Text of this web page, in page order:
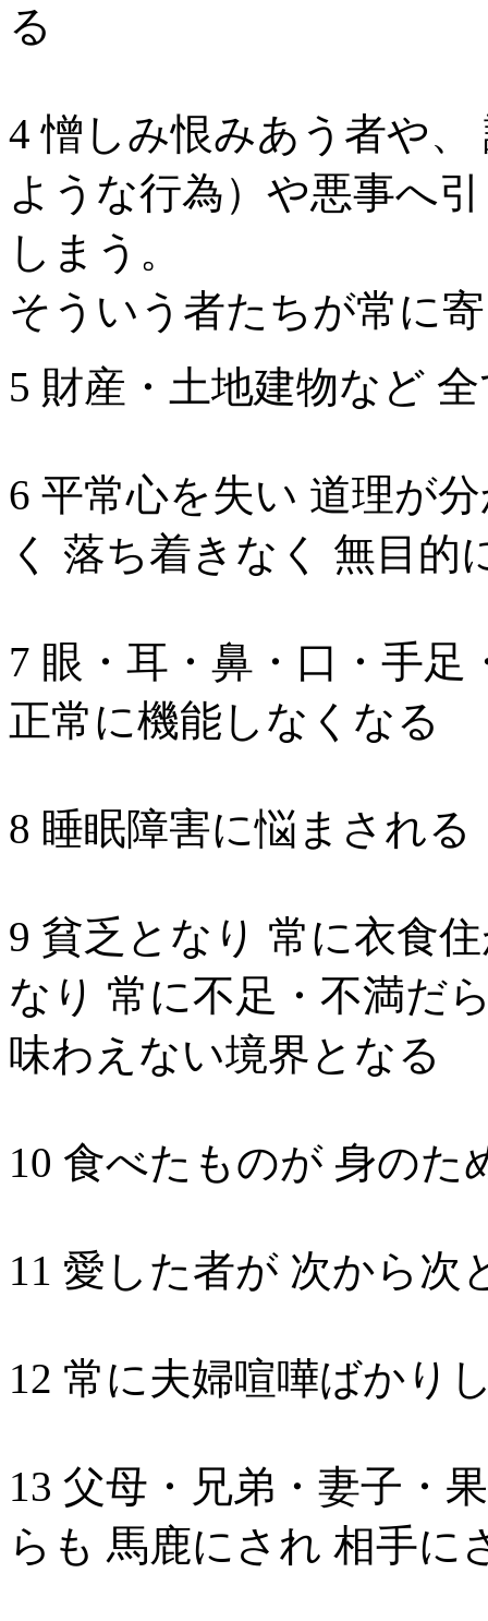
る
4 憎しみ恨みあう者や
ような行為）や悪事へ
しまう。
そういう者たちが常に
5 財産・土地建物など
6 平常心を失い 道理が
く 落ち着きなく 無目的
7 眼・耳・鼻・口・手
正常に機能しなくなる
8 睡眠障害に悩まされる
9 貧乏となり 常に衣食
なり 常に不足・不満だ
味わえない境界となる
10 食べたものが 身の
11 愛した者が 次から次
12 常に夫婦喧嘩ばかり
13 父母・兄弟・妻子・
らも 馬鹿にされ 相手に